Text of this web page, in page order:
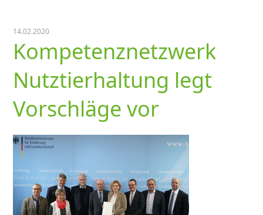
14.02.2020
Kompetenznetzwerk
Nutztierhaltung legt
Vorschläge vor